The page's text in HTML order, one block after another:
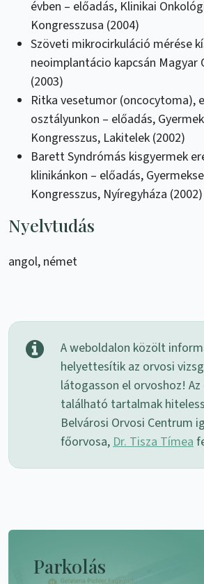
évben – előadás, Klinikai
Kongresszusa (2004)
Szöveti mikrocirkuláció mérése
neoimplantácio kapcsán Magyar
(2003)
Ritka vesetumor (oncocytoma),
osztályunkon – előadás,
Kongresszus, Lakitelek (2002)
Barett Syndrómás kisgyermek
klinikánkon – előadás,
Kongresszus, Nyíregyháza (2002)
Nyelvtudás
angol, német
A weboldalon közölt
helyettesítik az orvosi
látogasson el orvoshoz!
található tartalmak
Belvárosi Orvosi Centrum
főorvosa,Dr. Tisza Tímea
Parkolás